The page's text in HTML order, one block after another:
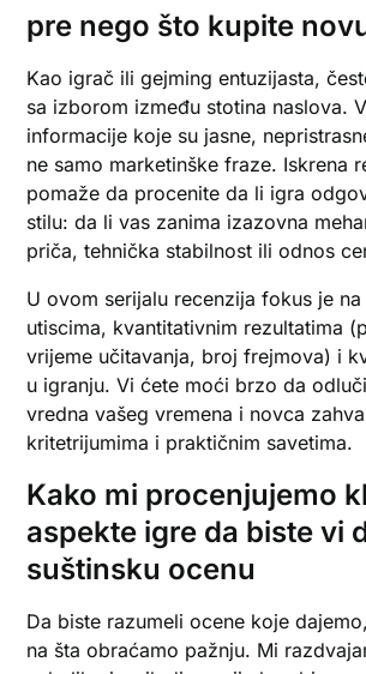
pre nego što kupite
Kao igrač ili gejming entuzijasta,
sa izborom između stotina naslova.
informacije koje su jasne,
ne samo marketinške fraze. Iskrena
pomaže da procenite da li igra
stilu: da li vas zanima izazovna
priča, tehnička stabilnost ili odnos
U ovom serijalu recenzija fokus je na
utiscima, kvantitativnim rezultatima
vrijeme učitavanja, broj frejmova) i
u igranju. Vi ćete moći brzo da
vredna vašeg vremena i novca
kritetrijumima i praktičnim savetima.
Kako mi procenjujemo
aspekte igre da biste vi
suštinsku ocenu
Da biste razumeli ocene koje
na šta obraćamo pažnju. Mi